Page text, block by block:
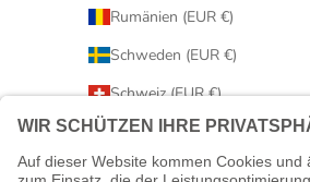
Rumänien (EUR €)
Schweden (EUR €)
Schweiz (EUR €)
Serbien (EUR €)
Slowakei (EUR €)